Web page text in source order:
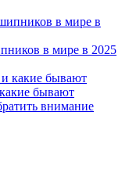
в мире в 2025
бывают
внимание